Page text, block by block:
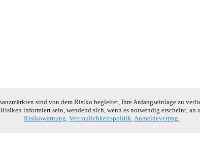
sind von dem Risiko begleitet, Ihre Anfangseinlage zu
informiert sein, wendend sich, wenn es notwendig erscheint, an
Risikowarnung. Vertraulichkeitspolitik.Anmeldevertrag.